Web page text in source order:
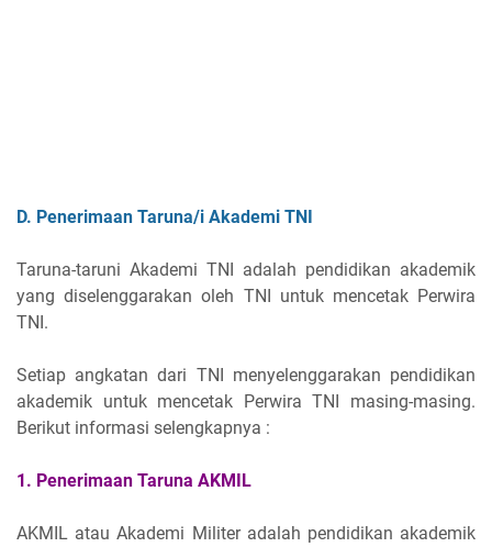
D. Penerimaan Taruna/i Akademi TNI
Taruna-taruni Akademi TNI adalah pendidikan akademik
yang diselenggarakan oleh TNI untuk mencetak Perwira
TNI.
Setiap angkatan dari TNI menyelenggarakan pendidikan
akademik untuk mencetak Perwira TNI masing-masing.
Berikut informasi selengkapnya :
1. Penerimaan Taruna AKMIL
AKMIL atau Akademi Militer adalah pendidikan akademik